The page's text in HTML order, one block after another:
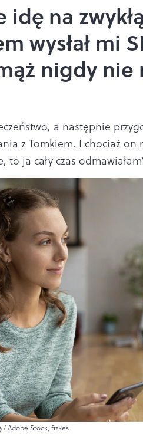
idę na
wysłał mi
nigdy nie
a następnie
z Tomkiem. I chociaż on
ja cały czas
/ Adobe Stock, fizkes